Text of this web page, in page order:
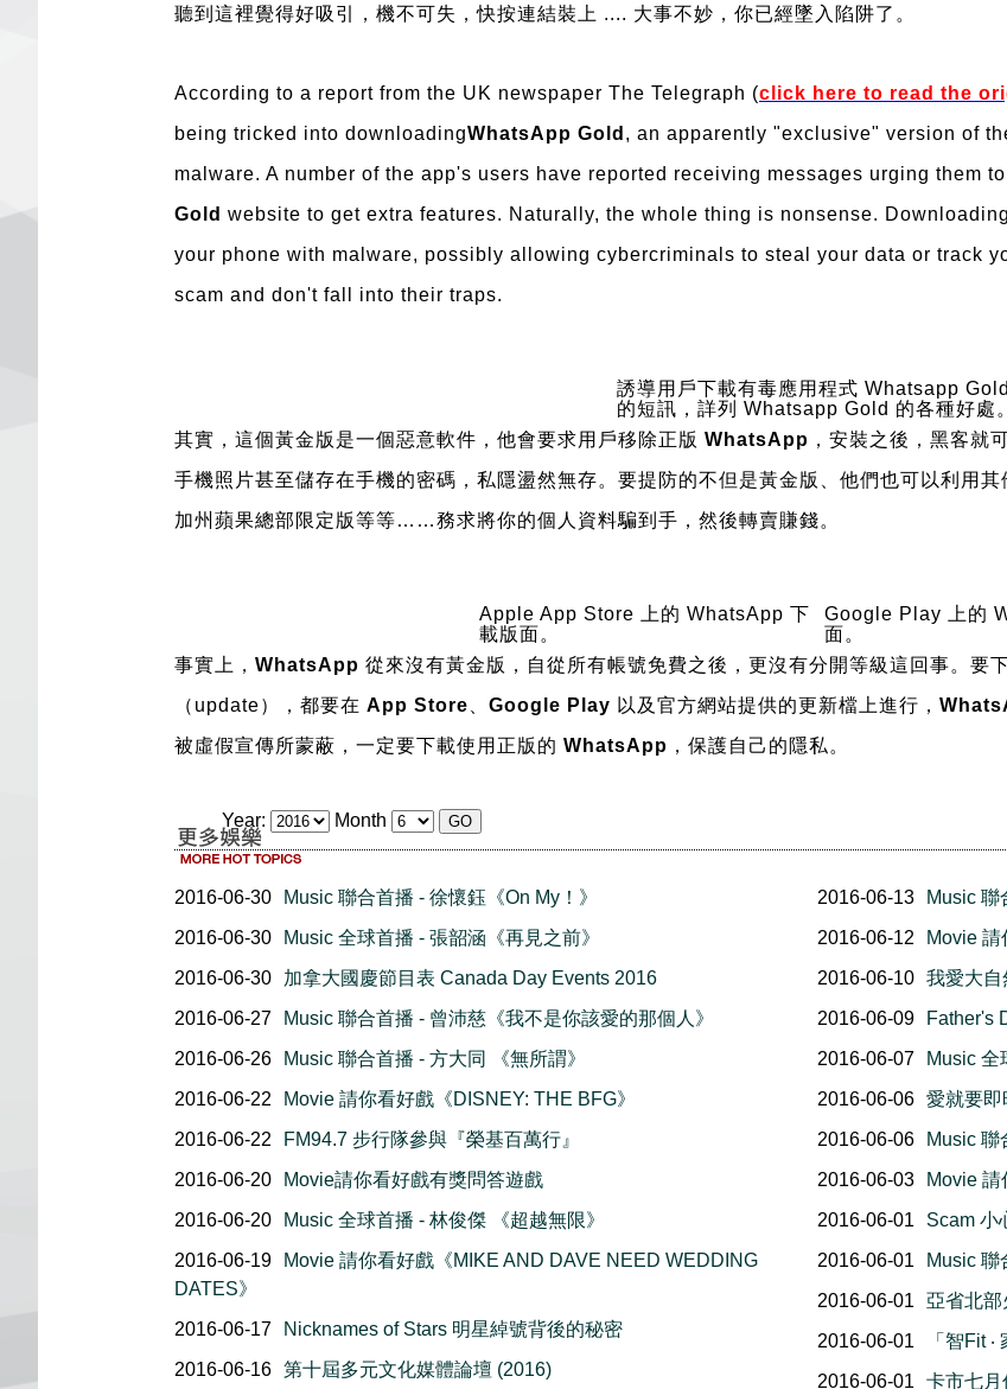
聽到這裡覺得好吸引，機不可失，快按連結裝上 .... 大事不妙，你已經墜入陷阱了。
According to a report from the UK newspaper The Telegraph (click here to read the
being tricked into downloadingWhatsApp Gold , an apparently "exclusive" version of
malware. A number of the app's users have reported receiving messages urging them
Gold website to get extra features. Naturally, the whole thing is nonsense.
your phone with malware, possibly allowing cybercriminals to steal your data or track
scam and don't fall into their traps.
誘導用戶下載有毒應用程式 Whatsapp Gold
的短訊，詳列 Whatsapp Gold 的各種好處。
其實，這個黃金版是一個惡意軟件，他會要求用戶移除正版 WhatsApp ，安裝之後，黑客就
手機照片甚至儲存在手機的密碼，私隱盪然無存。要提防的不但是黃金版、他們也可以利用
加州蘋果總部限定版等等……務求將你的個人資料騙到手，然後轉賣賺錢。
Apple App Store 上的 WhatsApp 下
載版面。
Google Play 上的
面。
事實上， WhatsApp 從來沒有黃金版， 自從所有帳號免費之後，更沒有分開等級這回事。要
（update）， 都要在 App Store Google Play 以及官方網站提供的更新檔上進行，
被虛假宣傳所蒙蔽，一定要下載使用正版的 WhatsApp ，保護自己的隱私。
Year: Month
2016-06-30
Music 聯合首播 - 徐懷鈺《On My！》
2016-06-30
Music 全球首播 - 張韶涵《再見之前》
2016-06-30
加拿大國慶節目表 Canada Day Events 2016
2016-06-27
Music 聯合首播 - 曾沛慈《我不是你該愛的那個人》
2016-06-26
Music 聯合首播 - 方大同 《無所謂》
2016-06-22
Movie 請你看好戲《DISNEY: THE BFG》
2016-06-22
FM94.7 步行隊參與『榮基百萬行』
2016-06-20
Movie請你看好戲有獎問答遊戲
2016-06-20
Music 全球首播 - 林俊傑 《超越無限》
2016-06-19
Movie 請你看好戲《MIKE AND DAVE NEED WEDDING
DATES》
2016-06-17
Nicknames of Stars 明星綽號背後的秘密
2016-06-16 第十屆多元文化媒體論壇 (2016)
2016-06-13
Music 聯
2016-06-12
Movie 請
2016-06-10
我愛大自
2016-06-09
Father's
2016-06-07
Music 全
2016-06-06
愛就要即
2016-06-06
Music 聯
2016-06-03
Movie 請
2016-06-01
Scam 小
2016-06-01
Music 聯
2016-06-01
亞省北
2016-06-01
「智Fit
2016-06-01
卡市七月